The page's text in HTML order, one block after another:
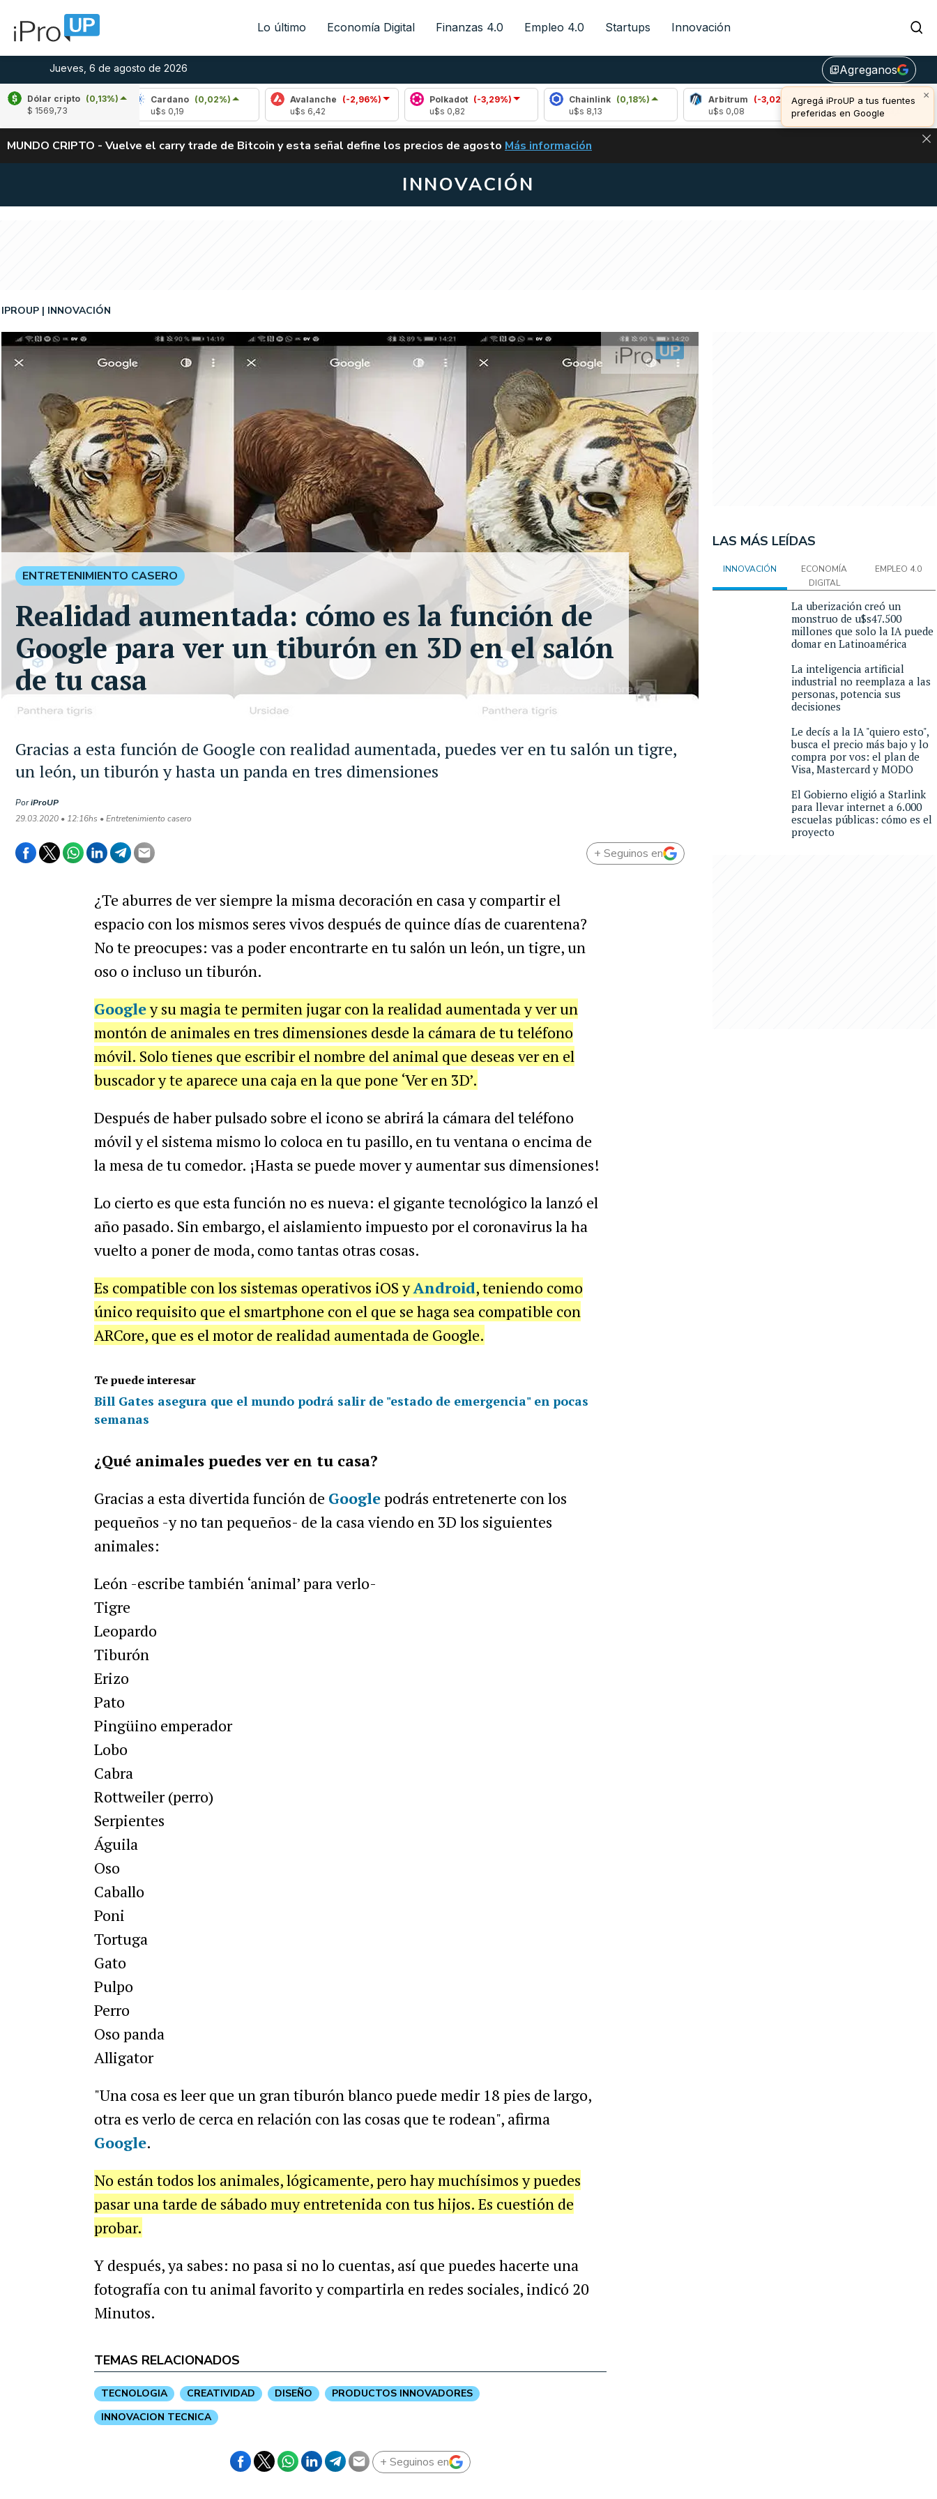
Lo último Economía Digital Finanzas 4.0 Empleo 4.0 Startups Innovación
Jueves, 6 de agosto de 2026 library_addAgreganos
×
Agregá iProUP a tus fuentes
preferidas en Google
Dólar cripto (0,13%)
$ 1569,73
(-1,29%)
Cardano (0,02%)
Avalanche (-2,96%)
Polkadot (-3,29%)
Chainlink
(0,18%)
Arbitrum
(-3,02%)
Bitcoin (0,35%)
u$s 64.353,00
ALERTA
MUNDO CRIPTO - Vuelve el carry trade de Bitcoin y esta señal define los precios de agosto VUELVE EL CARRY TRADE DE BITCOIN Y ESTA SEÑAL DEFINE LOS PRECIOS DE
Más información
INNOVACIÓN
Gracias a esta función de Google con realidad aumentada, puedes ver en tu salón un tigre,
un león, un tiburón y hasta un panda en tres dimensiones
IPROUP INNOVACIÓN
PoriProUP
29.03.2020 • 12:16hs • Entretenimiento casero
ENTRETENIMIENTO CASERO
Realidad aumentada: cómo es la función de
Google para ver un tiburón en 3D en el salón
de tu casa
+ Seguinos en
¿Te aburres de ver siempre la misma decoración en casa y compartir el
espacio con los mismos seres vivos después de quince días de cuarentena?
No te preocupes: vas a poder encontrarte en tu salón un león, un tigre, un
oso o incluso un tiburón.
Googley su magia te permiten jugar con la realidad aumentada y ver un
montón de animales en tres dimensiones desde la cámara de tu teléfono
móvil. Solo tienes que escribir el nombre del animal que deseas ver en el
buscador y te aparece una caja en la que pone ‘Ver en 3D’.
Después de haber pulsado sobre el icono se abrirá la cámara del teléfono
móvil y el sistema mismo lo coloca en tu pasillo, en tu ventana o encima de
la mesa de tu comedor. ¡Hasta se puede mover y aumentar sus dimensiones!
Lo cierto es que esta función no es nueva: el gigante tecnológico la lanzó el
año pasado. Sin embargo, el aislamiento impuesto por el coronavirus la ha
vuelto a poner de moda, como tantas otras cosas.
Es compatible con los sistemas operativos iOS yAndroid, teniendo como
único requisito que el smartphone con el que se haga sea compatible con
ARCore, que es el motor de realidad aumentada de Google.
Te puede interesar
Bill Gates asegura que el mundo podrá salir de "estado de emergencia" en pocas
semanas
¿Qué animales puedes ver en tu casa?
Gracias a esta divertida función de Googlepodrás entretenerte con los
pequeños -y no tan pequeños- de la casa viendo en 3D los siguientes
animales:
León -escribe también ‘animal’ para verlo-
Tigre
Leopardo
Tiburón
Erizo
Pato
Pingüino emperador
Lobo
Cabra
Rottweiler (perro)
Serpientes
Águila
Oso
Caballo
Poni
Tortuga
Gato
Pulpo
Perro
Oso panda
Alligator
"Una cosa es leer que un gran tiburón blanco puede medir 18 pies de largo,
otra es verlo de cerca en relación con las cosas que te rodean", afirma
Google.
No están todos los animales, lógicamente, pero hay muchísimos y puedes
pasar una tarde de sábado muy entretenida con tus hijos. Es cuestión de
probar.
Y después, ya sabes: no pasa si no lo cuentas, así que puedes hacerte una
fotografía con tu animal favorito y compartirla en redes sociales, indicó 20
Minutos.
TEMAS RELACIONADOS
TECNOLOGIA CREATIVIDAD DISEÑO
PRODUCTOS INNOVADORES
INNOVACION TECNICA
+ Seguinos en
LAS MÁS LEÍDAS
INNOVACIÓN
ECONOMÍA
DIGITAL
EMPLEO 4.0
La uberización creó un
monstruo de u$s47.500
millones que solo la IA puede
domar en Latinoamérica
La inteligencia artificial
industrial no reemplaza a las
personas, potencia sus
decisiones
Le decís a la IA "quiero esto",
busca el precio más bajo y lo
compra por vos: el plan de
Visa, Mastercard y MODO
El Gobierno eligió a Starlink
para llevar internet a 6.000
escuelas públicas: cómo es el
proyecto